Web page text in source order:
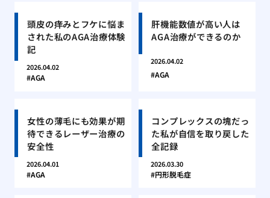
頭皮の痒みとフケに悩ま
された私のAGA治療体験
記
2026.04.02
AGA
肝機能数値が高い人は
AGA治療ができるのか
2026.04.02
AGA
女性の薄毛にも効果が期
待できるレーザー治療の
安全性
2026.04.01
AGA
コンプレックスの塊だっ
た私が自信を取り戻した
全記録
2026.03.30
円形脱毛症